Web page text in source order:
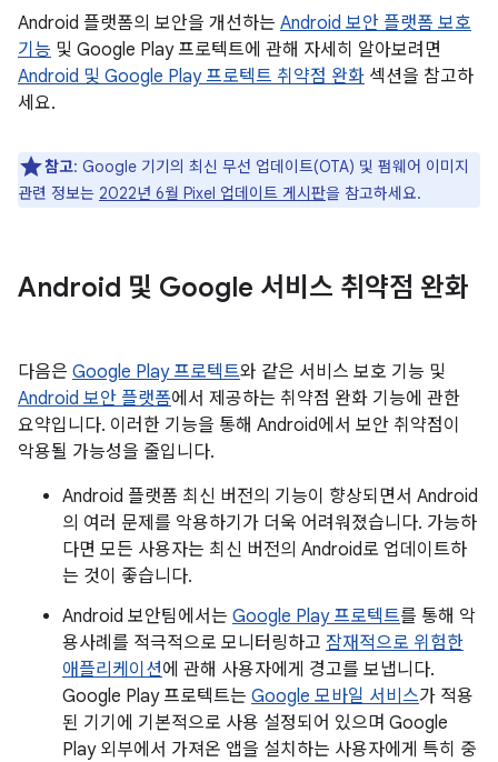
Android 플랫폼의 보안을 개선하는 Android 보안 플랫폼 보호
기능 및 Google Play 프로텍트에 관해 자세히 알아보려면
Android 및 Google Play 프로텍트 취약점 완화 섹션을 참고하
세요.
참고: Google 기기의 최신 무선 업데이트(OTA) 및 펌웨어 이미지
관련 정보는 2022년 6월 Pixel 업데이트 게시판을 참고하세요.
Android 및 Google 서비스 취약점 완화
다음은 Google Play 프로텍트와 같은 서비스 보호 기능 및
Android 보안 플랫폼에서 제공하는 취약점 완화 기능에 관한
요약입니다. 이러한 기능을 통해 Android에서 보안 취약점이
악용될 가능성을 줄입니다.
Android 플랫폼 최신 버전의 기능이 향상되면서 Android
의 여러 문제를 악용하기가 더욱 어려워졌습니다. 가능하
다면 모든 사용자는 최신 버전의 Android로 업데이트하
는 것이 좋습니다.
Android 보안팀에서는 Google Play 프로텍트를 통해 악
용사례를 적극적으로 모니터링하고 잠재적으로 위험한
애플리케이션에 관해 사용자에게 경고를 보냅니다.
Google Play 프로텍트는 Google 모바일 서비스가 적용
된 기기에 기본적으로 사용 설정되어 있으며 Google
Play 외부에서 가져온 앱을 설치하는 사용자에게 특히 중